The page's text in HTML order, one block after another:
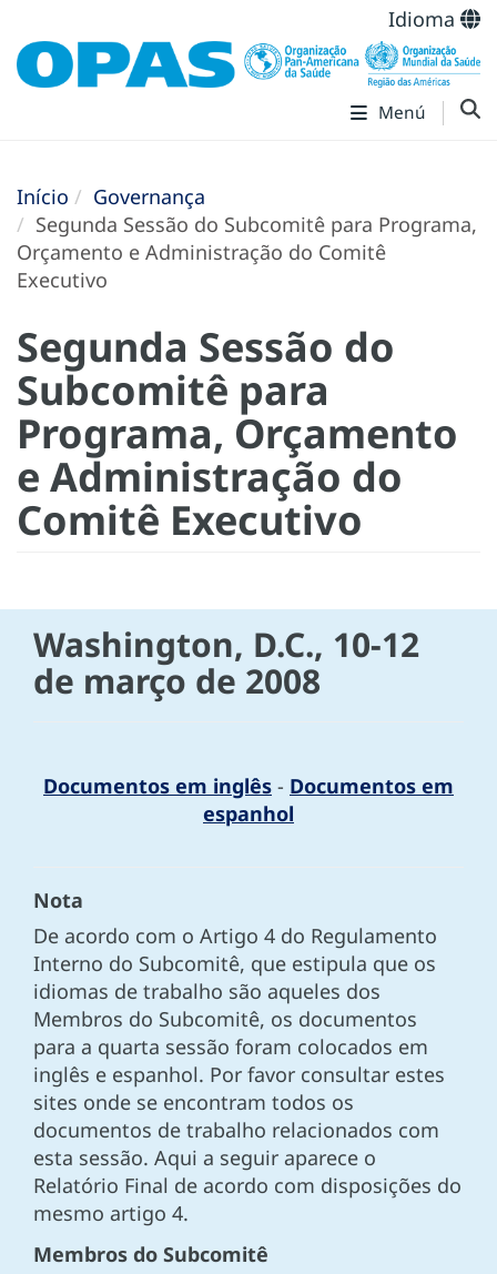
Idioma
Menú
Início
Governança
Segunda Sessão do Subcomitê para Programa,
Orçamento e Administração do Comitê
Executivo
Segunda Sessão do
Subcomitê para
Programa, Orçamento
e Administração do
Comitê Executivo
Washington, D.C., 10-12
de março de 2008
Documentos em inglês - Documentos em
espanhol
Nota
De acordo com o Artigo 4 do Regulamento
Interno do Subcomitê, que estipula que os
idiomas de trabalho são aqueles dos
Membros do Subcomitê, os documentos
para a quarta sessão foram colocados em
inglês e espanhol. Por favor consultar estes
sites onde se encontram todos os
documentos de trabalho relacionados com
esta sessão. Aqui a seguir aparece o
Relatório Final de acordo com disposições do
mesmo artigo 4.
Membros do Subcomitê